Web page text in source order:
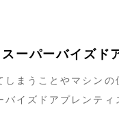
ーバイズドア
まうことやマシン
イズドアプレンテ